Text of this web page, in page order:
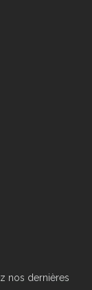
nos dernières